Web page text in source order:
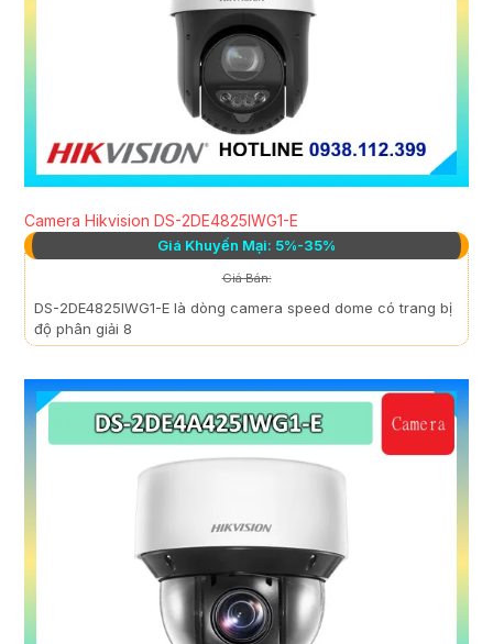
Camera Hikvision DS-2DE4825IWG1-E
Giá Khuyến Mại: 5%-35%
Giá Bán:
DS-2DE4825IWG1-E là dòng camera speed dome có trang bị
độ phân giải 8